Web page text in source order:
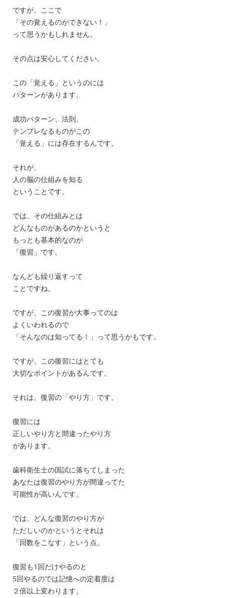
ですが、ここで
「その覚えるのができない！」
って思うかもしれません。
その点は安心してください。
この「覚える」というのには
パターンがあります。
成功パターン、法則、
テンプレなるものがこの
「覚える」には存在するんです。
それが、
人の脳の仕組みを知る
ということです。
では、その仕組みとは
どんなものがあるのかというと
もっとも基本的なのが
「復習」です。
なんども繰り返すって
ことですね。
ですが、この復習が大事ってのは
よくいわれるので
「そんなのは知ってる！」って思うかもです。
ですが、この復習にはとても
大切なポイントがあるんです。
それは、復習の「やり方」です。
復習には
正しいやり方と間違ったやり方
があります。
歯科衛生士の国試に落ちてしまった
あなたは復習のやり方が間違ってた
可能性が高いんです。
では、どんな復習のやり方が
ただしいのかというとそれは
「回数をこなす」という点。
復習も1回だけやるのと
5回やるのでは記憶への定着度は
２倍以上変わります。